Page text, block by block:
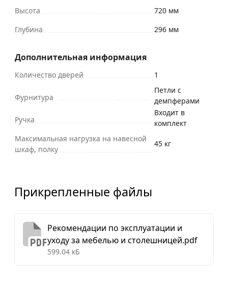
Высота
720 мм
Глубина
296 мм
Дополнительная информация
Количество дверей 1
Фурнитура
Петли с
демпферами
Ручка
Входит в
комплект
Максимальная нагрузка на навесной
шкаф, полку
45 кг
Прикрепленные файлы
Рекомендации по эксплуатации и
уходу за мебелью и столешницей.pdf
599.04 кБ